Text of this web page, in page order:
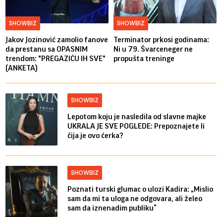
SHOWBIZ
Jakov Jozinović zamolio fanove
da prestanu sa OPASNIM
trendom: "PREGAZIĆU IH SVE"
(ANKETA)
SHOWBIZ
Terminator prkosi godinama:
Ni u 79. Švarceneger ne
propušta treninge
SHOWBIZ
Lepotom koju je nasledila od slavne majke
UKRALA JE SVE POGLEDE: Prepoznajete li
čija je ovo ćerka?
SHOWBIZ
Poznati turski glumac o ulozi Kadira: „Mislio
sam da mi ta uloga ne odgovara, ali želeo
sam da iznenadim publiku“